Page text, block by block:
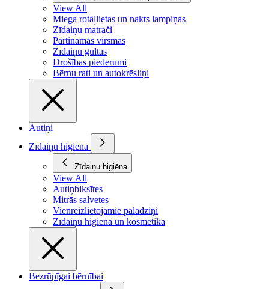
View All
Miega rotaļlietas un nakts lampiņas
Zīdaiņu matrači
Pārtināmās virsmas
Zīdaiņu gultas
Drošības piederumi
Bērnu rati un autokrēsliņi
Autiņi
Zīdaiņu higiēna
Zīdaiņu higiēna
View All
Autiņbiksītes
Mitrās salvetes
Vienreizlietojamie paladziņi
Zīdaiņu higiēna un kosmētika
Bezrūpīgai bērnībai